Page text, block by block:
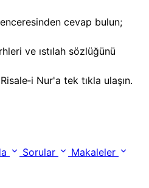
cevap bulun;
ve ıstılah sözlüğünü
Nur'a tek tıkla ulaşın.
Hesabı
Sorular
Makaleler